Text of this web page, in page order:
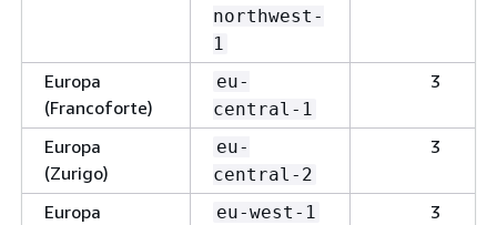
northwest-
1
Europa
(Francoforte)
eu-
central-1
3
Europa
(Zurigo)
eu-
central-2
3
Europa
eu-west-1 3